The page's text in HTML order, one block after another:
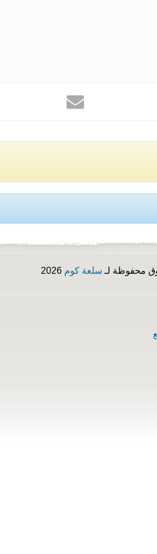
محفوظة لـ سلعة كوم